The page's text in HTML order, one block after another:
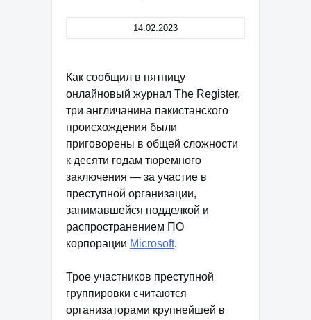
14.02.2023
Как сообщил в пятницу
онлайновый журнал The Register,
три англичанина пакистанского
происхождения были
приговорены в общей сложности
к десяти годам тюремного
заключения — за участие в
преступной организации,
занимавшейся подделкой и
распространением ПО
корпорации Microsoft.
Трое участников преступной
группировки считаются
организаторами крупнейшей в